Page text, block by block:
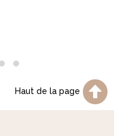
Haut de la page